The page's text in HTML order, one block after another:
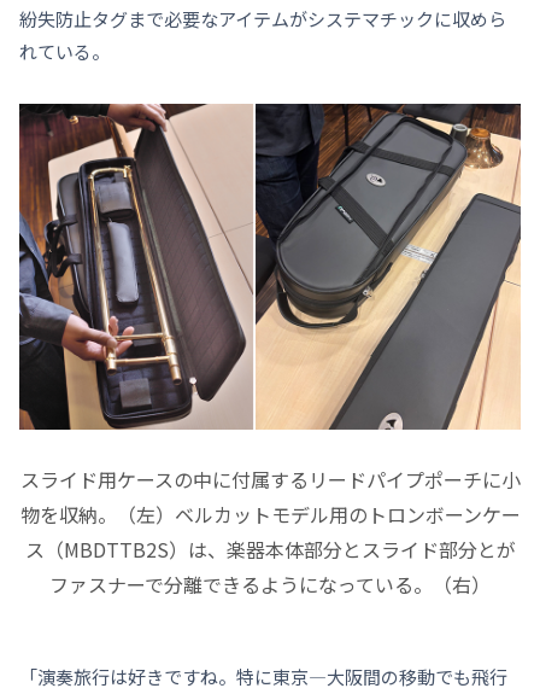
紛失防止タグまで必要なアイテムがシステマチックに収めら
れている。
スライド用ケースの中に付属するリードパイプポーチに小
物を収納。（左）ベルカットモデル用のトロンボーンケー
ス（MBDTTB2S）は、楽器本体部分とスライド部分とが
ファスナーで分離できるようになっている。（右）
「演奏旅行は好きですね。特に東京—大阪間の移動でも飛行